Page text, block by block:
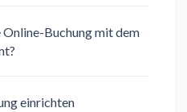
Buchung mit dem
einrichten